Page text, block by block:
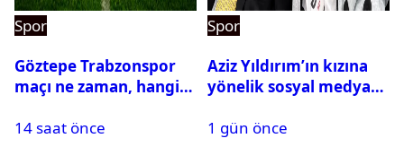
Spor
Göztepe Trabzonspor
maçı ne zaman, hangi
oynayacak mı?
14 saat önce
Spor
Aziz Yıldırım’ın kızına
yönelik sosyal medya
hakkında karar çıktı
1 gün önce